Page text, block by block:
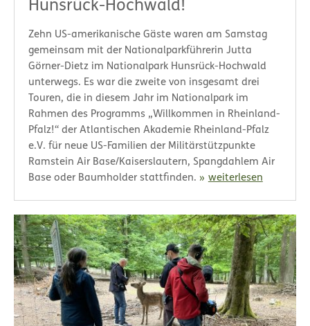
Hunsrück-Hochwald!
Zehn US-amerikanische Gäste waren am Samstag
gemeinsam mit der Nationalparkführerin Jutta
Görner-Dietz im Nationalpark Hunsrück-Hochwald
unterwegs. Es war die zweite von insgesamt drei
Touren, die in diesem Jahr im Nationalpark im
Rahmen des Programms „Willkommen in Rheinland-
Pfalz!“ der Atlantischen Akademie Rheinland-Pfalz
e.V. für neue US-Familien der Militärstützpunkte
Ramstein Air Base/Kaiserslautern, Spangdahlem Air
Base oder Baumholder stattfinden.
weiterlesen